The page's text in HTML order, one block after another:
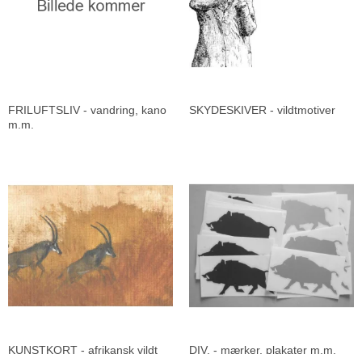
FRILUFTSLIV - vandring, kano
m.m.
SKYDESKIVER - vildtmotiver
KUNSTKORT - afrikansk vildt DIV. - mærker, plakater m.m.